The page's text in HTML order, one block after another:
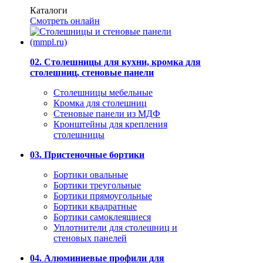
Каталоги
Смотреть онлайн
02. Столешницы для кухни, кромка для
столешниц, стеновые панели
Столешницы мебельные
Кромка для столешниц
Стеновые панели из МДФ
Кронштейны для крепления
столешницы
03. Пристеночные бортики
Бортики овальные
Бортики треугольные
Бортики прямоугольные
Бортики квадратные
Бортики самоклеящиеся
Уплотнители для столешниц и
стеновых панелей
04. Алюминиевые профили для